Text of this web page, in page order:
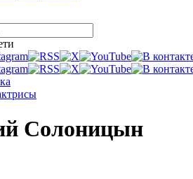
Солоницын